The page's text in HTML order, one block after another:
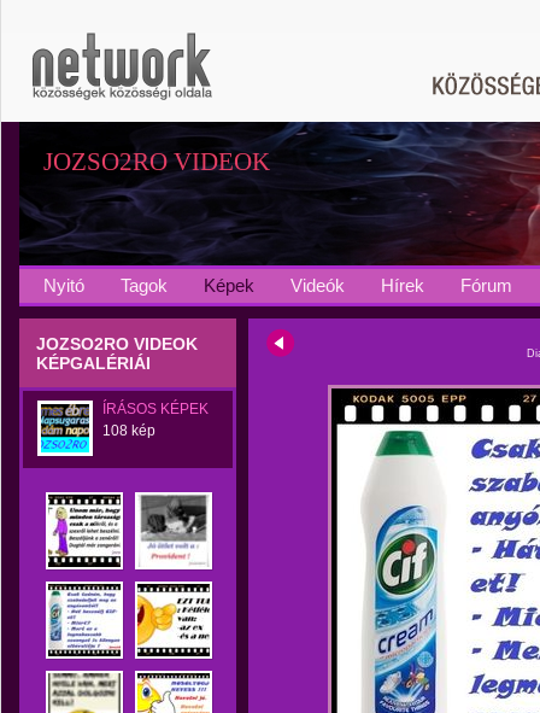
JOZSO2RO VIDEOK
Nyitó Tagok Képek Videók Hírek Fórum
JOZSO2RO VIDEOK
KÉPGALÉRIÁI
ÍRÁSOS KÉPEK
108 kép